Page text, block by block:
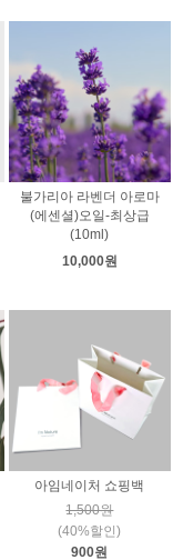
불가리아 라벤더 아로마
(에센셜)오일-최상급
(10ml)
10,000원
아임네이처 쇼핑백
1,500원
(40%할인)
900원